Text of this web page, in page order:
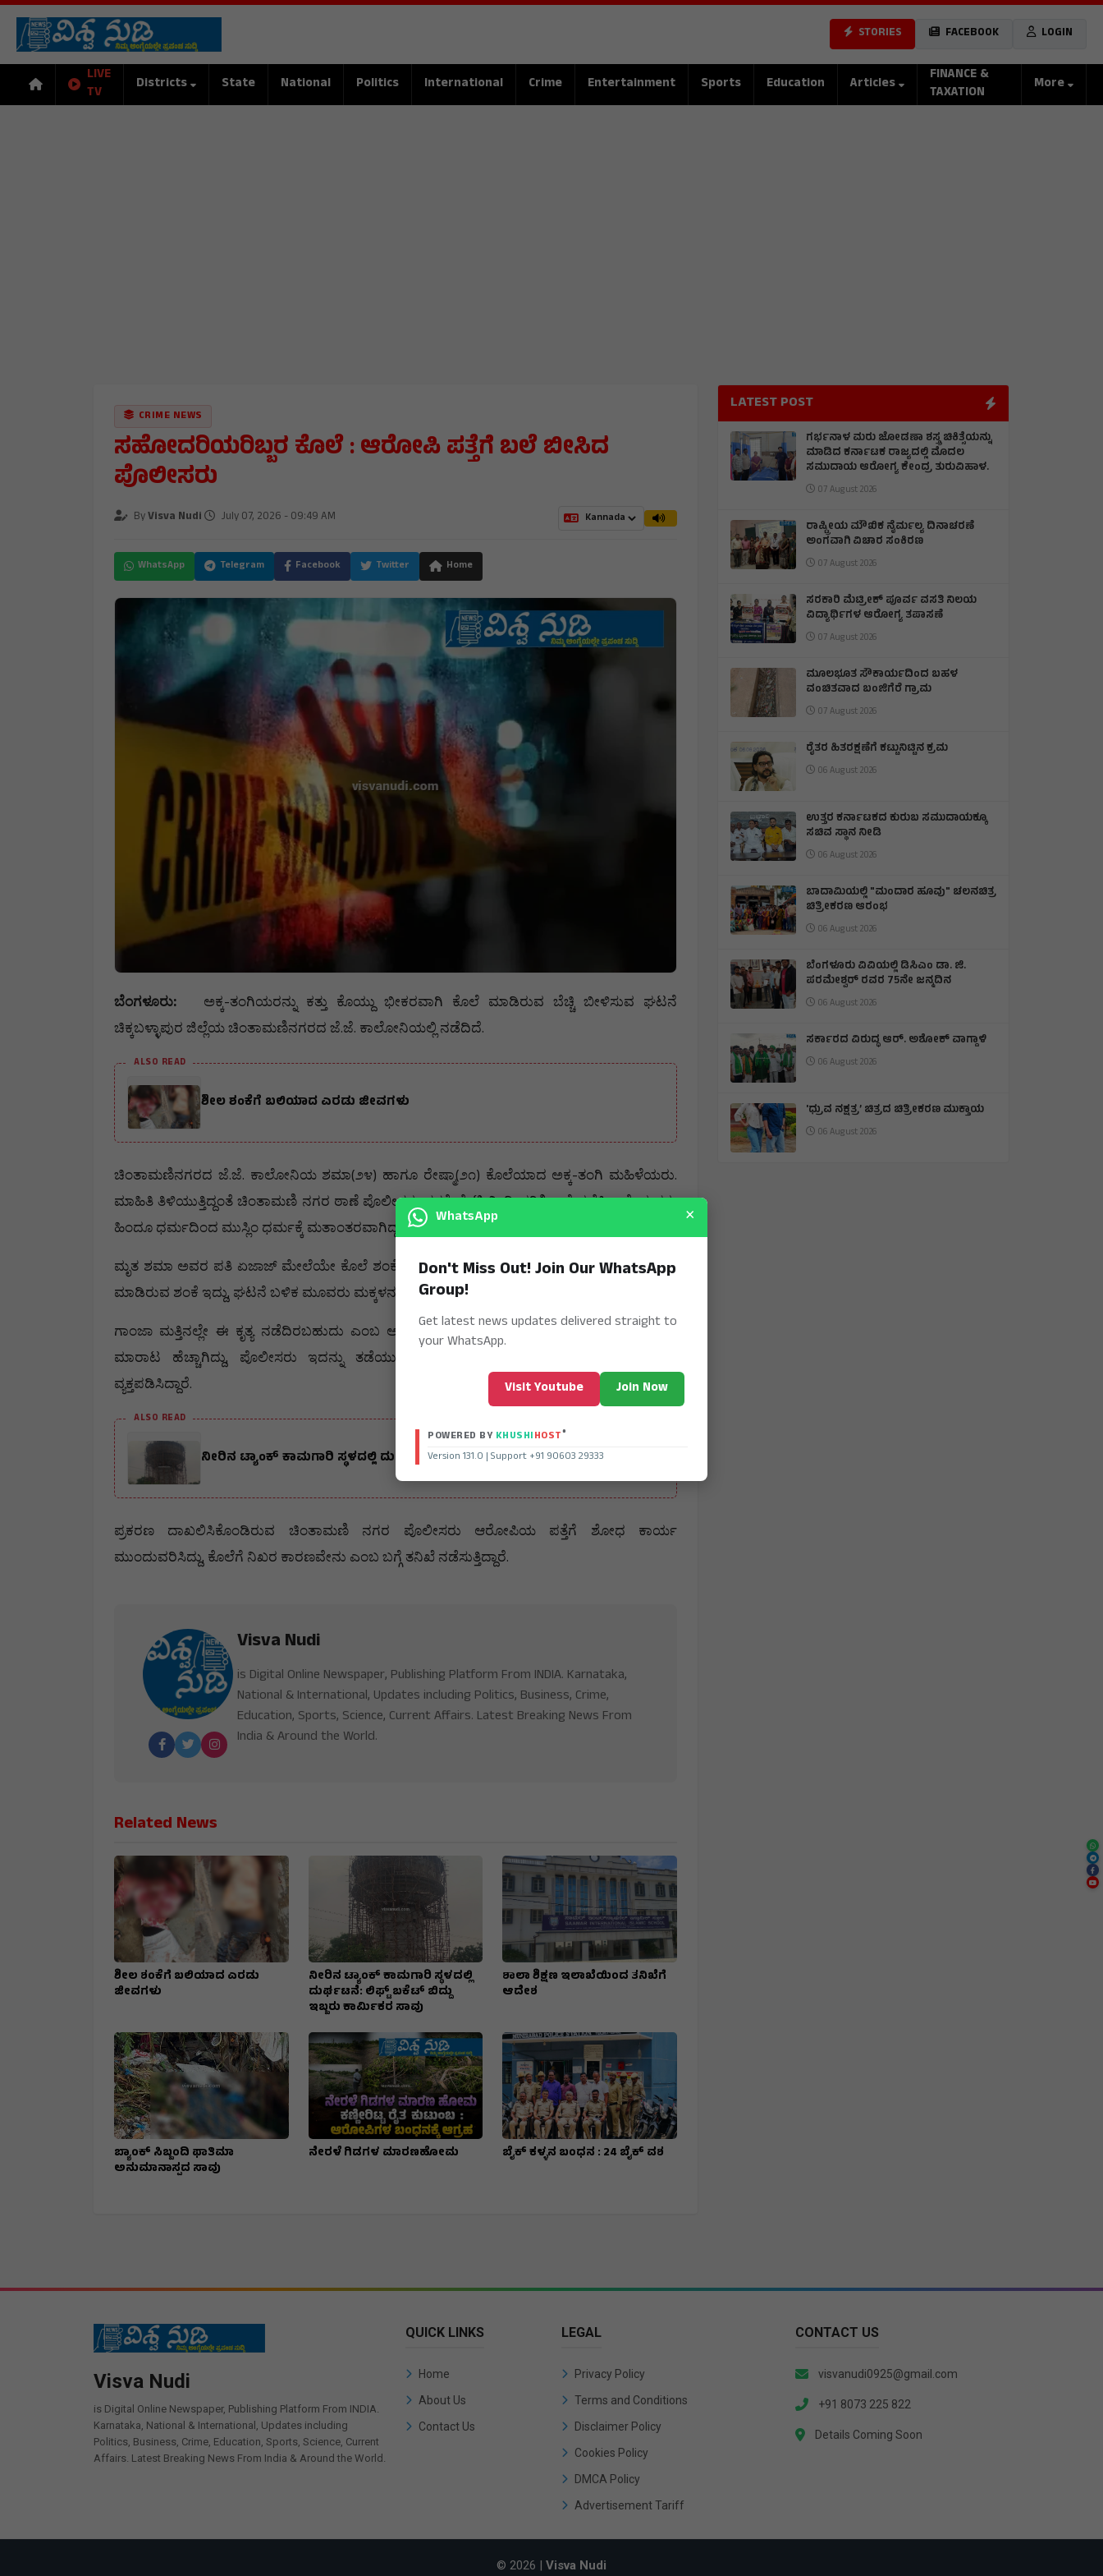
STORIES FACEBOOK LOGIN
LIVE
TV
Districts State National Politics International Crime Entertainment Sports Education Articles
FINANCE &
TAXATION
More
CRIME NEWS
ಸಹೋದರಿಯರಿಬ್ಬರ ಕೊಲೆ : ಆರೋಪಿ ಪತ್ತೆಗೆ ಬಲೆ ಬೀಸಿದ
ಪೊಲೀಸರು
ByVisva Nudi July 07, 2026 - 09:49 AM
WhatsApp Telegram Facebook Twitter Home
ಬೆಂಗಳೂರು: ಅಕ್ಕ-ತಂಗಿಯರನ್ನು ಕತ್ತು ಕೊಯ್ದು ಭೀಕರವಾಗಿ ಕೊಲೆ ಮಾಡಿರುವ ಬೆಚ್ಚಿ ಬೀಳಿಸುವ
ಘಟನೆ
ಚಿಕ್ಕಬಳ್ಳಾಪುರ ಜಿಲ್ಲೆಯ ಚಿಂತಾಮಣಿನಗರದ ಜೆ.ಜೆ. ಕಾಲೋನಿಯಲ್ಲಿ ನಡೆದಿದೆ.
ALSO READ
ಶೀಲ ಶಂಕೆಗೆ ಬಲಿಯಾದ ಎರಡು ಜೀವಗಳು
ಚಿಂತಾಮಣಿನಗರದ ಜೆ.ಜೆ. ಕಾಲೋನಿಯ ಶಮಾ(೨೪) ಹಾಗೂ ರೇಷ್ಮಾ(೨೧) ಕೊಲೆಯಾದ ಅಕ್ಕ-ತಂಗಿ ಮಹಿಳೆಯರು.
ಮಾಹಿತಿ ತಿಳಿಯುತ್ತಿದ್ದಂತೆ ಚಿಂತಾಮಣಿ ನಗರ ಠಾಣೆ ಪೊಲೀಸರು ಸ್ಥಳಕ್ಕೆ ಭೇಟಿ ನೀಡಿ ಪರಿಶೀಲನೆ ನಡೆಸಿದ್ದಾರೆ.ಮೃತರು
ಹಿಂದೂ ಧರ್ಮದಿಂದ ಮುಸ್ಲಿಂ ಧರ್ಮಕ್ಕೆ ಮತಾಂತರವಾಗಿದ್ದರು ಎಂದು ತಿಳಿದುಬಂದಿದೆ
ಮೃತ ಶಮಾ ಅವರ ಪತಿ ಏಜಾಜ್ ಮೇಲೆಯೇ ಕೊಲೆ ಶಂಕೆ ವ್ಯಕ್ತವಾಗಿದೆ.ಪತ್ನಿ ಹಾಗೂ ನಾದಿನಿಯ ಕತ್ತು ಕೊಯ್ದು ಹತ್ಯೆ
ಮಾಡಿರುವ ಶಂಕೆ ಇದ್ದು, ಘಟನೆ ಬಳಿಕ ಮೂವರು ಮಕ್ಕಳನ್ನು ಕರೆದುಕೊಂಡು
ಗಾಂಜಾ ಮತ್ತಿನಲ್ಲೇ ಈ ಕೃತ್ಯ ನಡೆದಿರಬಹುದು ಎಂಬ ಅನುಮಾನ ಚಿಂತಾಮಣಿ
ಗಾಂಜಾ
ಮಾರಾಟ
ಹೆಚ್ಚಾಗಿದ್ದು, ಪೊಲೀಸರು ಇದನ್ನು ತಡೆಯುವಲ್ಲಿ
ವ್ಯಕ್ತಪಡಿಸಿದ್ದಾರೆ.
ALSO READ
ನೀರಿನ ಟ್ಯಾಂಕ್ ಕಾಮಗಾರಿ ಸ್ಥಳದಲ್ಲಿ ದುರ್ಘಟನೆ: ಲಿಫ್ಟ್ ಬಕೆಟ್ ಬಿದ್ದು ಇಬ್ಬರು ಕಾರ್ಮಿಕರ ಸಾವು
ಪ್ರಕರಣ ದಾಖಲಿಸಿಕೊಂಡಿರುವ ಚಿಂತಾಮಣಿ ನಗರ ಪೊಲೀಸರು ಆರೋಪಿಯ ಪತ್ತೆಗೆ ಶೋಧ
ಕಾರ್ಯ
ಮುಂದುವರಿಸಿದ್ದು, ಕೊಲೆಗೆ ನಿಖರ ಕಾರಣವೇನು ಎಂಬ ಬಗ್ಗೆ ತನಿಖೆ ನಡೆಸುತ್ತಿದ್ದಾರೆ.
Visva Nudi
is Digital Online Newspaper, Publishing Platform From INDIA. Karnataka,
National & International, Updates including Politics, Business, Crime,
Education, Sports, Science, Current Affairs. Latest Breaking News From
India & Around the World.
Related News
ಶೀಲ ಶಂಕೆಗೆ ಬಲಿಯಾದ ಎರಡು
ಜೀವಗಳು
ನೀರಿನ ಟ್ಯಾಂಕ್ ಕಾಮಗಾರಿ ಸ್ಥಳದಲ್ಲಿ
ದುರ್ಘಟನೆ: ಲಿಫ್ಟ್ ಬಕೆಟ್ ಬಿದ್ದು
ಇಬ್ಬರು ಕಾರ್ಮಿಕರ ಸಾವು
ಶಾಲಾ ಶಿಕ್ಷಣ ಇಲಾಖೆಯಿಂದ ತನಿಖೆಗೆ
ಆದೇಶ
ಬ್ಯಾಂಕ್ ಸಿಬ್ಬಂದಿ ಫಾತಿಮಾ
ಅನುಮಾನಾಸ್ಪದ ಸಾವು
ನೇರಳೆ ಗಿಡಗಳ ಮಾರಣಹೋಮ ಬೈಕ್ ಕಳ್ಳನ ಬಂಧನ : 24 ಬೈಕ್ ವಶ
LATEST POST
ಗರ್ಭನಾಳ ಮರು ಜೋಡಣಾ ಶಸ್ತ್ರ ಚಿಕಿತ್ಸೆಯನ್ನು
ಮಾಡಿದ ಕರ್ನಾಟಕ ರಾಜ್ಯದಲ್ಲಿ ಮೊದಲ
ಸಮುದಾಯ ಆರೋಗ್ಯ ಕೇಂದ್ರ ತುರುವಿಹಾಳ.
07 August 2026
ರಾಷ್ಟ್ರೀಯ ಮೌಖಿಕ ನೈರ್ಮಲ್ಯ ದಿನಾಚರಣೆ
ಅಂಗವಾಗಿ ವಿಚಾರ ಸಂಕಿರಣ
07 August 2026
ಸರಕಾರಿ ಮೆಟ್ರೀಕ್ ಪೂರ್ವ ವಸತಿ ನಿಲಯ
ವಿದ್ಯಾರ್ಥಿಗಳ ಆರೋಗ್ಯ ತಪಾಸಣೆ
07 August 2026
ಮೂಲಭೂತ ಸೌಕಾರ್ಯದಿಂದ ಬಹಳ
ವಂಚಿತವಾದ ಬಂಜಿಗೆರೆ ಗ್ರಾಮ
07 August 2026
ರೈತರ ಹಿತರಕ್ಷಣೆಗೆ ಕಟ್ಟುನಿಟ್ಟಿನ ಕ್ರಮ
06 August 2026
ಉತ್ತರ ಕರ್ನಾಟಕದ ಕುರುಬ ಸಮುದಾಯಕ್ಕೂ
ಸಚಿವ ಸ್ಥಾನ ನೀಡಿ
06 August 2026
ಬಾದಾಮಿಯಲ್ಲಿ "ಮಂದಾರ ಹೂವು" ಚಲನಚಿತ್ರ
ಚಿತ್ರೀಕರಣ ಆರಂಭ
06 August 2026
ಬೆಂಗಳೂರು ವಿವಿಯಲ್ಲಿ ಡಿಸಿಎಂ ಡಾ. ಜಿ.
ಪರಮೇಶ್ವರ್ ರವರ 75ನೇ ಜನ್ಮದಿನ
06 August 2026
ಸರ್ಕಾರದ ವಿರುದ್ಧ ಆರ್. ಅಶೋಕ್ ವಾಗ್ದಾಳಿ
06 August 2026
'ಧ್ರುವ ನಕ್ಷತ್ರ’ ಚಿತ್ರದ ಚಿತ್ರೀಕರಣ ಮುಕ್ತಾಯ
06 August 2026
Visva Nudi
is Digital Online Newspaper, Publishing Platform From INDIA.
Karnataka, National & International, Updates including
Politics, Business, Crime, Education, Sports, Science, Current
Affairs. Latest Breaking News From India & Around the World.
QUICK LINKS
Home
About Us
Contact Us
LEGAL
Privacy Policy
Terms and Conditions
Disclaimer Policy
Cookies Policy
DMCA Policy
Advertisement Tariff
CONTACT US
visvanudi0925@gmail.com
+91 8073 225 822
Details Coming Soon
© 2026 | Visva Nudi
WhatsApp ×
Don't Miss Out! Join Our WhatsApp
Group!
Get latest news updates delivered straight to
your WhatsApp.
Visit Youtube Join Now
POWERED BY KHUSHIHOST®
Version 131.0 | Support +91 90603 29333